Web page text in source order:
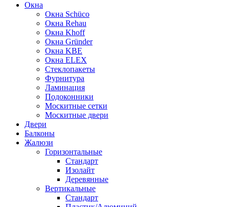
Окна
Окна Schüco
Окна Rehau
Окна Khoff
Окна Gründer
Окна KBE
Окна ELEX
Стеклопакеты
Фурнитура
Ламинация
Подоконники
Москитные сетки
Москитные двери
Двери
Балконы
Жалюзи
Горизонтальные
Стандарт
Изолайт
Деревянные
Вертикальные
Стандарт